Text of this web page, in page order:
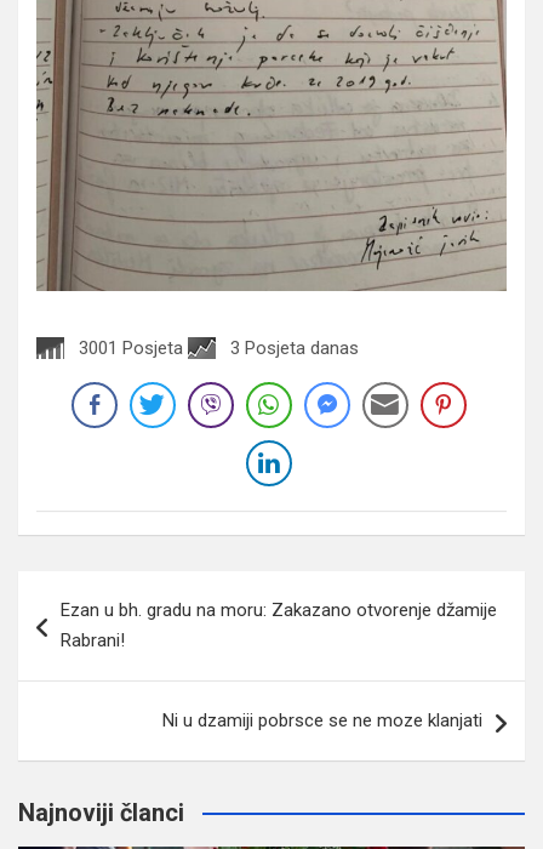
3001 Posjeta 3 Posjeta danas
članaka
Ezan u bh. gradu na moru: Zakazano otvorenje džamije
Rabrani!
Ni u dzamiji pobrsce se ne moze klanjati
Najnoviji članci